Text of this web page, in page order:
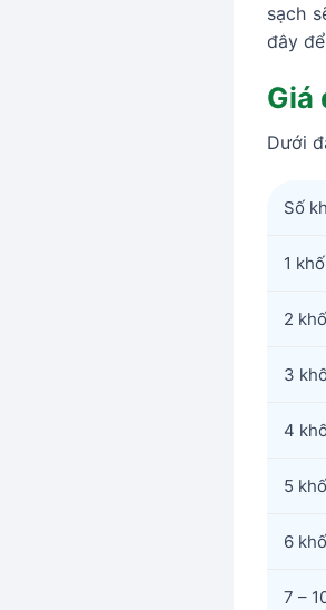
sạch
đây
Giá
Dưới
Số
1
2
3
4
5
6
7 –